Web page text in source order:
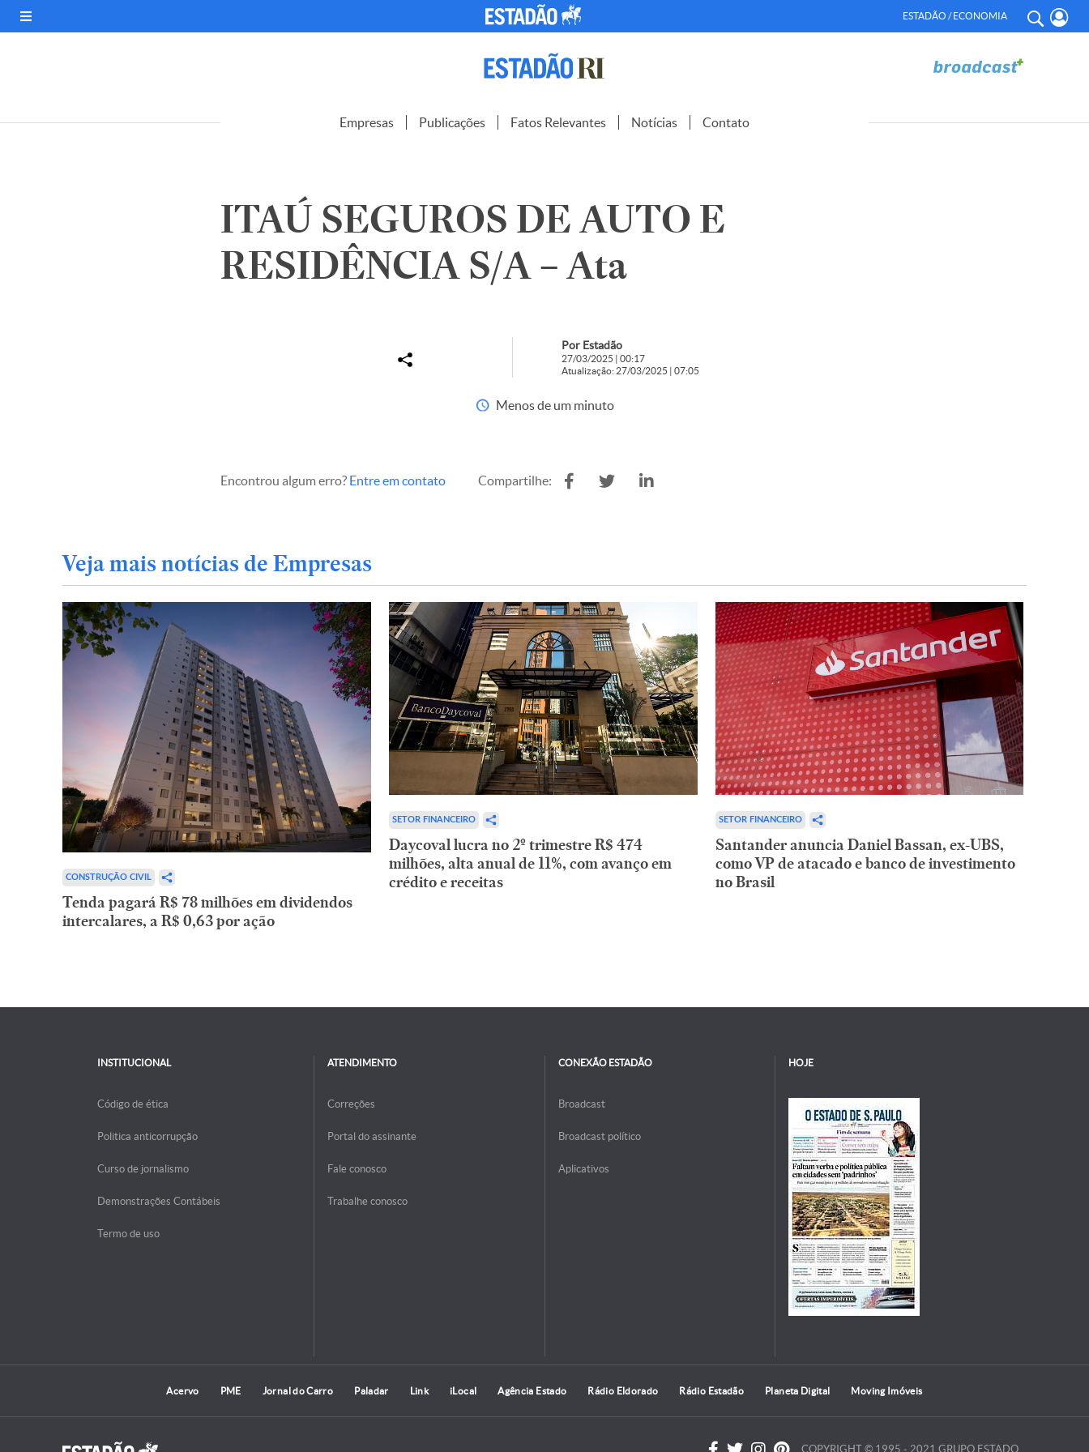
ESTADÃO / ECONOMIA
Empresas Publicações Fatos Relevantes Notícias Contato
ITAÚ SEGUROS DE AUTO E
RESIDÊNCIA S/A – Ata
Por Estadão
27/03/2025 | 00:17
Atualização: 27/03/2025 | 07:05
Menos de um minuto
Encontrou algum erro? Entre em contato Compartilhe:
Veja mais notícias de Empresas
CONSTRUÇÃO CIVIL
Tenda pagará R$ 78 milhões em dividendos
intercalares, a R$ 0,63 por ação
SETOR FINANCEIRO
Daycoval lucra no 2º trimestre R$ 474
milhões, alta anual de 11%, com avanço em
crédito e receitas
SETOR FINANCEIRO
Santander anuncia Daniel Bassan, ex-UBS,
como VP de atacado e banco de investimento
no Brasil
INSTITUCIONAL
Código de ética
Politica anticorrupção
Curso de jornalismo
Demonstrações Contábeis
Termo de uso
ATENDIMENTO
Correções
Portal do assinante
Fale conosco
Trabalhe conosco
CONEXÃO ESTADÃO
Broadcast
Broadcast político
Aplicativos
HOJE
Acervo PME Jornal do Carro Paladar Link iLocal Agência Estado Rádio Eldorado Rádio Estadão Planeta Digital Moving Imóveis
COPYRIGHT © 1995 - 2021 GRUPO ESTADO